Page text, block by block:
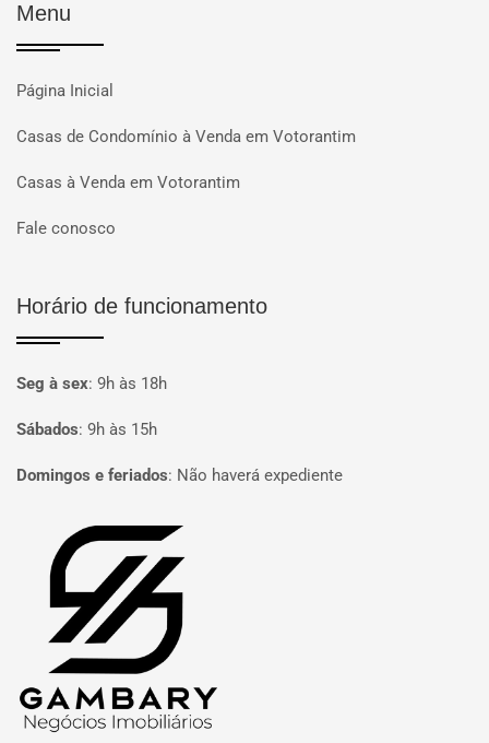
Menu
Página Inicial
Casas de Condomínio à Venda em Votorantim
Casas à Venda em Votorantim
Fale conosco
Horário de funcionamento
Seg à sex: 9h às 18h
Sábados: 9h às 15h
Domingos e feriados: Não haverá expediente
Página inicial